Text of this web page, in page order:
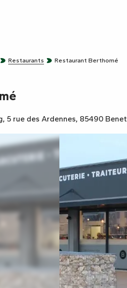
Restaurants Restaurant Berthomé
5 rue des Ardennes, 85490 Benet